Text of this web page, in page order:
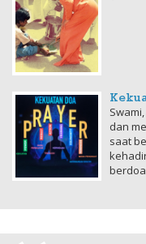
dan
saat